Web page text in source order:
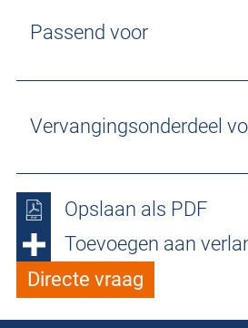
Passend voor
Vervangingsonderdeel
Opslaan als PDF
Toevoegen aan
Directe vraag